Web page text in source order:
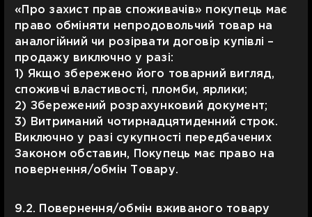
«Про захист прав споживачів» покупець має
право обміняти непродовольчий товар на
аналогійний чи розірвати договір купівлі –
продажу виключно у разі:
1) Якщо збережено його товарний вигляд,
споживчі властивості, пломби, ярлики;
2) Збережений розрахунковий документ;
3) Витриманий чотирнадцятиденний строк.
Виключно у разі сукупності передбачених
Законом обставин, Покупець має право на
повернення/обмін Товару.
9.2. Повернення/обмін вживаного товару